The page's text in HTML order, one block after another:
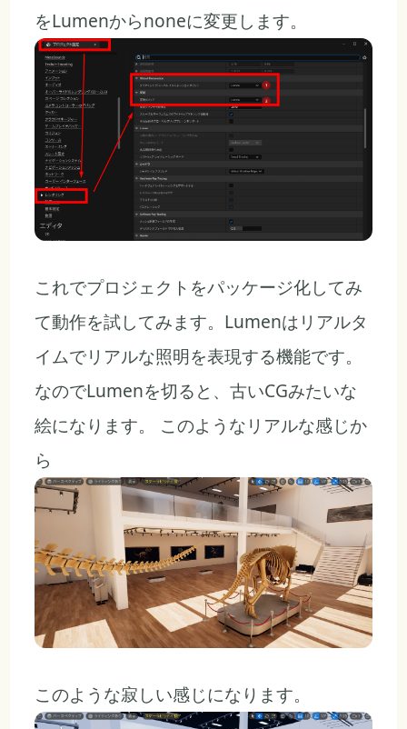
をLumenからnoneに変更します。
これでプロジェクトをパッケージ化してみ
て動作を試してみます。Lumenはリアルタ
イムでリアルな照明を表現する機能です。
なのでLumenを切ると、古いCGみたいな
絵になります。 このようなリアルな感じか
ら
このような寂しい感じになります。